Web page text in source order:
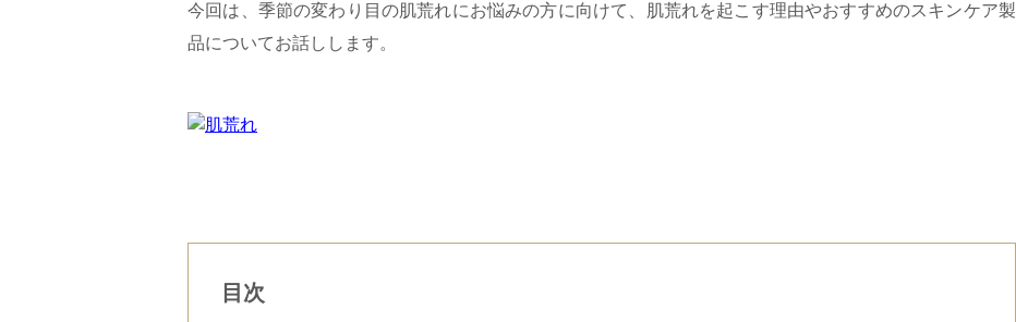
今回は、季節の変わり目の肌荒れにお悩みの方に向けて、肌荒れを起こす理由やおすすめのスキンケア製
品についてお話しします。
目次